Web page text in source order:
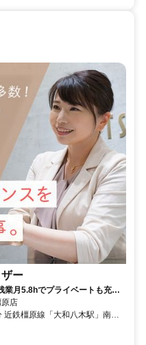
ー
業月5.8hでプライベートも充実
店
鉄橿原線「大和八木駅」南口